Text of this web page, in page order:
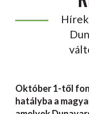
Hírek
Október 1-től
hatályba a